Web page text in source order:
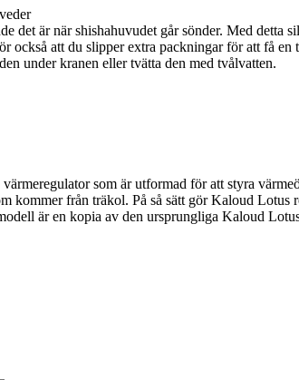
det är när shishahuvudet går sönder. Med
också att du slipper extra packningar för att få
under kranen eller tvätta den med tvålvatten.
som är utformad för att styra
kommer från träkol. På så sätt gör Kaloud
är en kopia av den ursprungliga Kaloud